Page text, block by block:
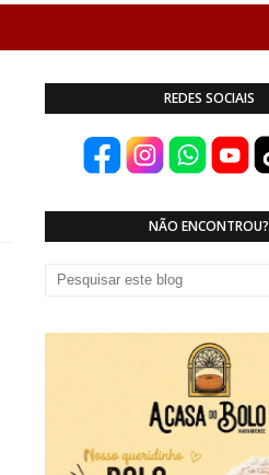
REDES SOCIAIS
NÃO ENCONTROU?